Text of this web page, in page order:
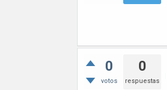
0
votos
0
respuestas